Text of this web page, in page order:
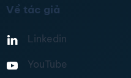
Về tác giả
Linkedin
YouTube